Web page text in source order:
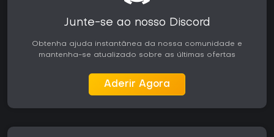
Junte-se ao nosso Discord
Obtenha ajuda instantânea da nossa comunidade e
mantenha-se atualizado sobre as últimas ofertas
Aderir Agora